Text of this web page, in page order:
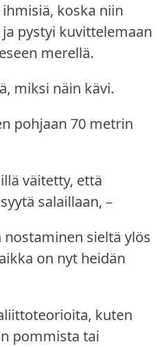
koska niin
pystyi kuvittelemaan
merellä.
miksi näin kävi.
pohjaan 70 metrin
väitetty, että
salaillaan, –
sieltä ylös
on nyt heidän
kuten
pommista tai